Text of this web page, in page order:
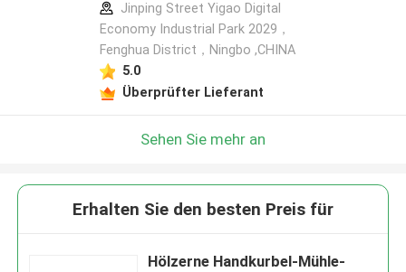
Jinping Street Yigao Digital
Economy Industrial Park 2029，
Fenghua District，Ningbo ,CHINA
5.0
Überprüfter Lieferant
Sehen Sie mehr an
Erhalten Sie den besten Preis für
Hölzerne Handkurbel-Mühle-